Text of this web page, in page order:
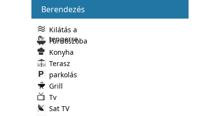
Berendezés
Kilátás a
tengerre
Fürdoszoba
Konyha
Terasz
parkolás
Grill
Tv
Sat TV